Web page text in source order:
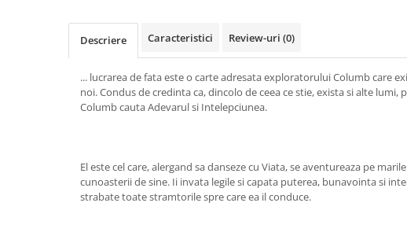
Viata după moarte
Non-dualitate
Relații de cuplu
Descriere Caracteristici Review-uri (0)
... lucrarea de fata este o carte adresata exploratorului Columb care
noi. Condus de credinta ca, dincolo de ceea ce stie, exista si alte lumi,
Columb cauta Adevarul si Intelepciunea.
El este cel care, alergand sa danseze cu Viata, se aventureaza pe
cunoasterii de sine. Ii invata legile si capata puterea, bunavointa si
strabate toate stramtorile spre care ea il conduce.